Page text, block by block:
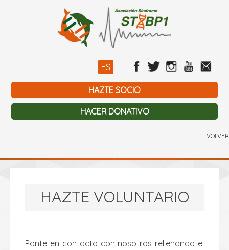
ES
HAZTE SOCIO
HACER DONATIVO
VOLVER
HAZTE VOLUNTARIO
Ponte en contacto con nosotros rellenando el